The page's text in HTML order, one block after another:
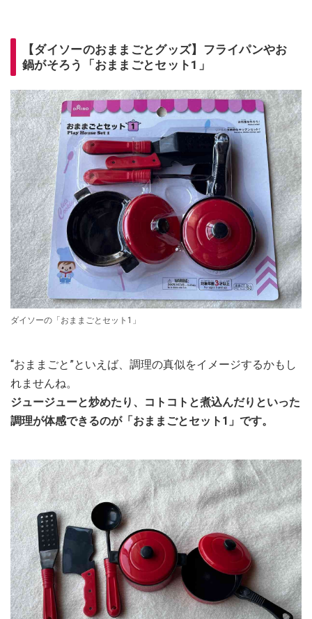
【ダイソーのおままごとグッズ】フライパンやお
鍋がそろう「おままごとセット1」
ダイソーの「おままごとセット1」
“おままごと”といえば、調理の真似をイメージするかもし
れませんね。
ジュージューと炒めたり、コトコトと煮込んだりといった
調理が体感できるのが「おままごとセット1」です。